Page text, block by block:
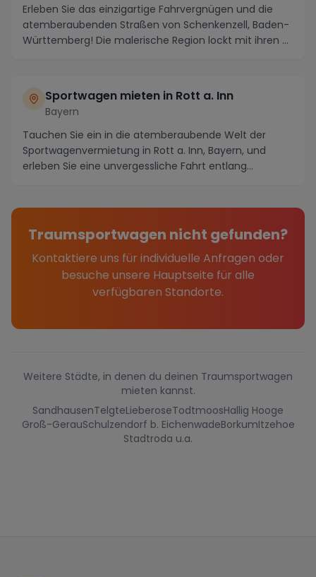
Erleben Sie das einzigartige Fahrvergnügen und die
atemberaubenden Straßen von Schenkenzell, Baden-
Württemberg! Die malerische Region lockt mit ihren ...
Sportwagen mieten in Rott a. Inn
Bayern
Tauchen Sie ein in die atemberaubende Welt der
Sportwagenvermietung in Rott a. Inn, Bayern, und
erleben Sie eine unvergessliche Fahrt entlang
Traumsportwagen nicht gefunden?
Kontaktiere uns für individuelle Anfragen oder
besuche unsere Hauptseite für alle
verfügbaren Standorte.
Weitere Städte, in denen du deinen Traumsportwagen
mieten kannst.
SandhausenTelgteLieberoseTodtmoosHallig Hooge
Groß-GerauSchulzendorf b. EichenwadeBorkumItzehoe
Stadtroda u.a.